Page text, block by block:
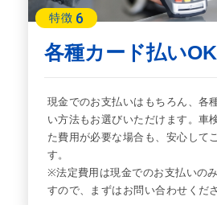
特徴 6
各種カード払いOK
現金でのお支払いはもちろん、各
い方法もお選びいただけます。車
た費用が必要な場合も、安心して
す。
※法定費用は現金でのお支払いの
すので、まずはお問い合わせくださ